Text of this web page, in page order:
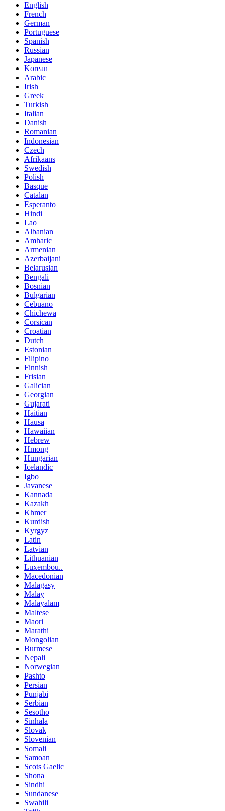
English
French
German
Portuguese
Spanish
Russian
Japanese
Korean
Arabic
Irish
Greek
Turkish
Italian
Danish
Romanian
Indonesian
Czech
Afrikaans
Swedish
Polish
Basque
Catalan
Esperanto
Hindi
Lao
Albanian
Amharic
Armenian
Azerbaijani
Belarusian
Bengali
Bosnian
Bulgarian
Cebuano
Chichewa
Corsican
Croatian
Dutch
Estonian
Filipino
Finnish
Frisian
Galician
Georgian
Gujarati
Haitian
Hausa
Hawaiian
Hebrew
Hmong
Hungarian
Icelandic
Igbo
Javanese
Kannada
Kazakh
Khmer
Kurdish
Kyrgyz
Latin
Latvian
Lithuanian
Luxembou..
Macedonian
Malagasy
Malay
Malayalam
Maltese
Maori
Marathi
Mongolian
Burmese
Nepali
Norwegian
Pashto
Persian
Punjabi
Serbian
Sesotho
Sinhala
Slovak
Slovenian
Somali
Samoan
Scots Gaelic
Shona
Sindhi
Sundanese
Swahili